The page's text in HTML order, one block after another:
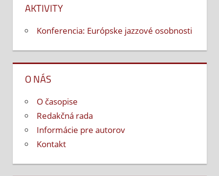
AKTIVITY
Konferencia: Európske jazzové osobnosti
O NÁS
O časopise
Redakčná rada
Informácie pre autorov
Kontakt